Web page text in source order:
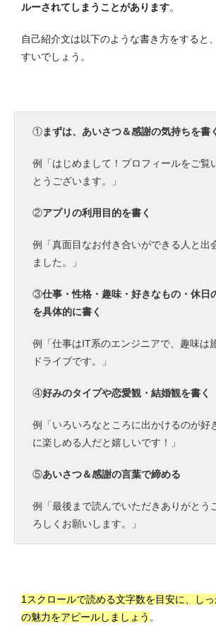
ルーされてしまうことがあります。
自己紹介文は以下のような書き方をすると
すいでしょう。
①まずは、あいさつ＆感謝の気持ちを書
例「はじめまして！プロフィールをご覧
とうございます。」
②アプリの利用目的を書く
例「真面目なお付き合いができる人と出
ました。」
③仕事・性格・趣味・好きなもの・休日
を具体的に書く
例「仕事はIT系のエンジニアで、趣味は
ドライブです。」
④好みのタイプや恋愛観・結婚観を書く
例「いろいろなところに出かけるのが好
に楽しめる人だと嬉しいです！」
⑤あいさつ＆感謝の言葉で締める
例「最後まで読んでいただきありがとう
ろしくお願いします。」
1スクロールで読める文字数を目安に、し
の魅力をアピールしましょう 。